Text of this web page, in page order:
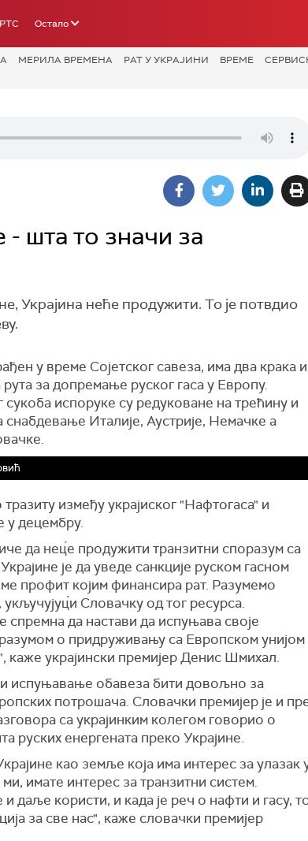
РТС Остало
МЕРИЛА ВРЕМЕНА РАТ У УКРАЈИНИ ВРЕМЕ
- шта то значи за
Украјина неће продужити. То је потвдио
у време Сојетског савеза, има два крака и
рута за допремање руског гаса у Европу.
сукоба испоруке су редуковане на трећину и
снабдевање Италије, Аустрије, Немачке а
између украјиског "Нафтогаса" и
у децембру.
да нец́е продужити транзитни споразум са
је да уведе санкције руском гасном
профит којим финансира рат. Разумемо
Словачку од тог ресурса.
спремна да настави да испуњава своје
о придруживању са Европском унијом
украјински премијер Денис Шмихал.
испуњавање обавеза бити довољно за
потрошача. Словачки премијер је и
са украјинким колегом говорио о
руских енергената преко Украјине.
као земље која има интерес за улазак
имате интерес за транзитни систем.
и даље користи, и када је реч о нафти и гасу,
за све нас", каже словачки премијер